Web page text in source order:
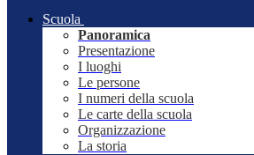
Scuola
Panoramica
Presentazione
I luoghi
Le persone
I numeri della scuola
Le carte della scuola
Organizzazione
La storia